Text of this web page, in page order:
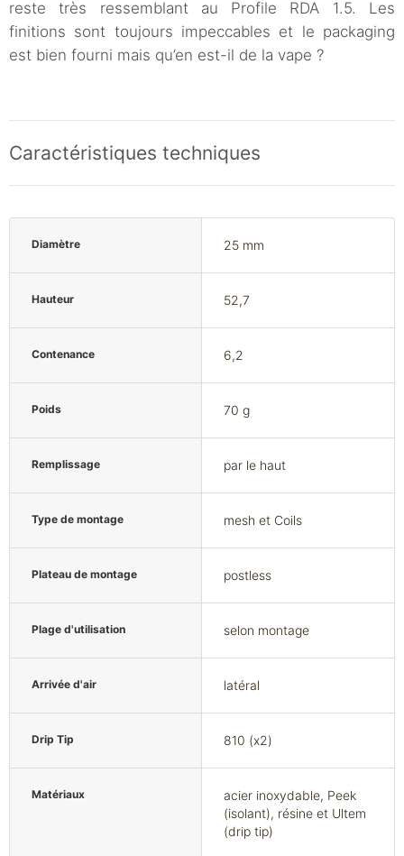
reste très ressemblant au Profile RDA 1.5. Les
finitions sont toujours impeccables et le packaging
est bien fourni mais qu’en est-il de la vape ?
Caractéristiques techniques
Diamètre 25 mm
Hauteur 52,7
Contenance 6,2
Poids 70 g
Remplissage par le haut
Type de montage mesh et Coils
Plateau de montage postless
Plage d'utilisation selon montage
Arrivée d'air latéral
Drip Tip 810 (x2)
Matériaux
acier inoxydable, Peek
(isolant), résine et Ultem
(drip tip)